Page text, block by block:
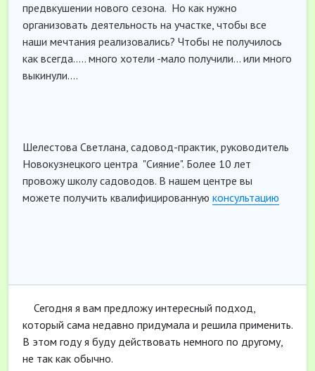
предвкушении нового сезона. Но как нужно
организовать деятельность на участке, чтобы все
наши мечтания реализовались? Чтобы не получилось
как всегда..... много хотели -мало получили... или много
выкинули....
Шелестова Светлана, садовод-практик, руководитель
Новокузнецкого центра "Сияние". Более 10 лет
провожу школу садоводов. В нашем центре вы
можете получить квалифицированную консультацию
Сегодня я вам предложу интересный подход,
который сама недавно придумала и решила применить.
В этом году я буду действовать немного по другому,
не так как обычно.